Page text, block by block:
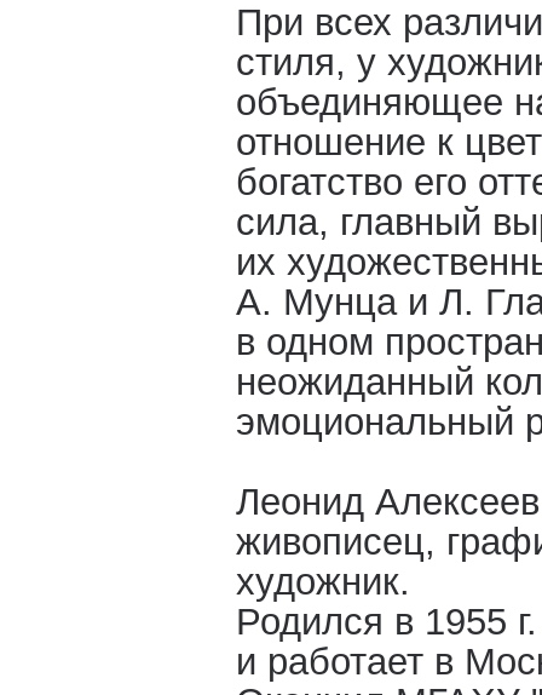
При всех
стиля, у
объединяющее
отношение к
богатство его
сила, главный
их
А. Мунца и Л.
в одном
неожиданный
эмоциональный
Леонид
живописец,
художник.
Родился в 1955
и работает в